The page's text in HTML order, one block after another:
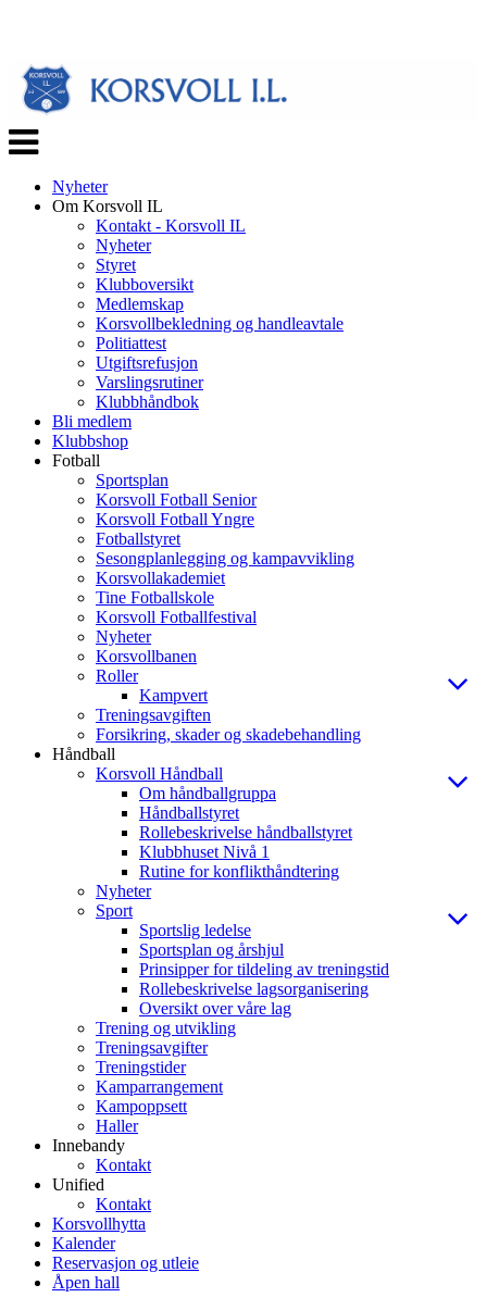
Veksle
navigasjon
Nyheter
Om Korsvoll IL
Kontakt - Korsvoll IL
Nyheter
Styret
Klubboversikt
Medlemskap
Korsvollbekledning og handleavtale
Politiattest
Utgiftsrefusjon
Varslingsrutiner
Klubbhåndbok
Bli medlem
Klubbshop
Fotball
Sportsplan
Korsvoll Fotball Senior
Korsvoll Fotball Yngre
Fotballstyret
Sesongplanlegging og kampavvikling
Korsvollakademiet
Tine Fotballskole
Korsvoll Fotballfestival
Nyheter
Korsvollbanen
Roller
Kampvert
Treningsavgiften
Forsikring, skader og skadebehandling
Håndball
Korsvoll Håndball
Om håndballgruppa
Håndballstyret
Rollebeskrivelse håndballstyret
Klubbhuset Nivå 1
Rutine for konflikthåndtering
Nyheter
Sport
Sportslig ledelse
Sportsplan og årshjul
Prinsipper for tildeling av treningstid
Rollebeskrivelse lagsorganisering
Oversikt over våre lag
Trening og utvikling
Treningsavgifter
Treningstider
Kamparrangement
Kampoppsett
Haller
Innebandy
Kontakt
Unified
Kontakt
Korsvollhytta
Kalender
Reservasjon og utleie
Åpen hall